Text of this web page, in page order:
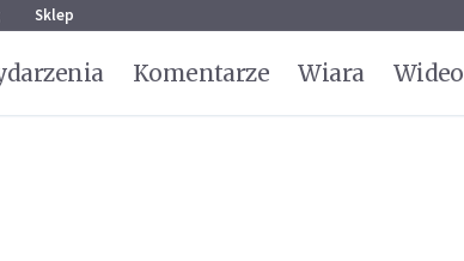
Sklep
Komentarze Wiara Wideo